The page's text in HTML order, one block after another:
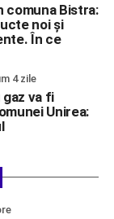
comuna Bistra:
noi și
În ce
4 zile
gaz va fi
Unirea: